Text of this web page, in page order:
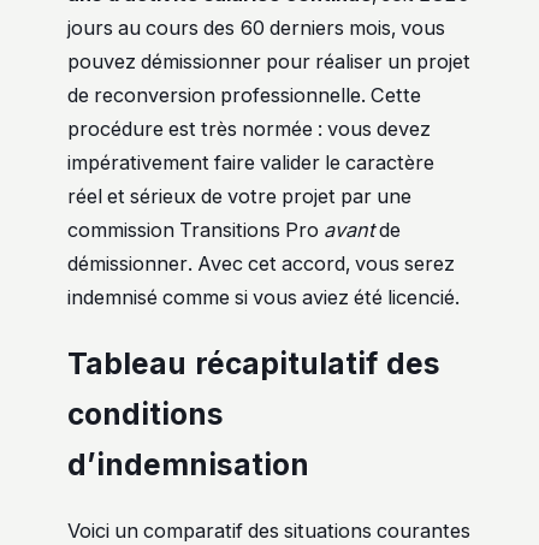
jours au cours des 60 derniers mois, vous
pouvez démissionner pour réaliser un projet
de reconversion professionnelle. Cette
procédure est très normée : vous devez
impérativement faire valider le caractère
réel et sérieux de votre projet par une
commission Transitions Pro avantde
démissionner. Avec cet accord, vous serez
indemnisé comme si vous aviez été licencié.
Tableau récapitulatif des
conditions
d’indemnisation
Voici un comparatif des situations courantes